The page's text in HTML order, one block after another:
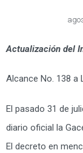
Actualización del
Alcance No. 138 a
El pasado 31 de
diario oficial la
El decreto en